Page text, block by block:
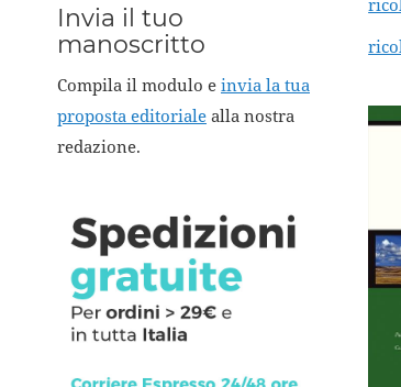
Invia il tuo
manoscritto
Compila il modulo e invia la tua
proposta editoriale alla nostra
redazione.